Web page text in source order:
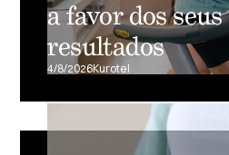
a favor dos seus
resultados
4/8/2026Kurotel